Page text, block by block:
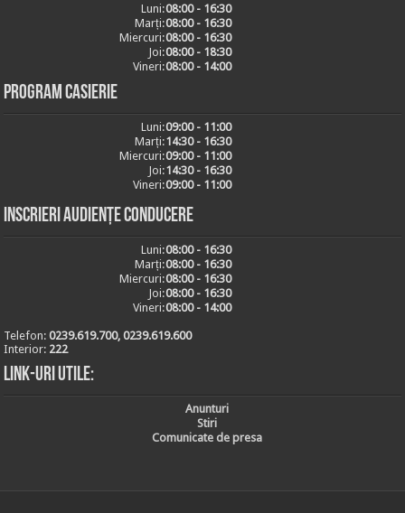
Luni:08:00 - 16:30
Marți:08:00 - 16:30
Miercuri:08:00 - 16:30
Joi:08:00 - 18:30
Vineri:08:00 - 14:00
Program casierie
Luni:09:00 - 11:00
Marți:14:30 - 16:30
Miercuri:09:00 - 11:00
Joi:14:30 - 16:30
Vineri:09:00 - 11:00
Inscrieri audiențe conducere
Luni:08:00 - 16:30
Marți:08:00 - 16:30
Miercuri:08:00 - 16:30
Joi:08:00 - 16:30
Vineri:08:00 - 14:00
Telefon:0239.619.700, 0239.619.600
Interior: 222
Link-uri utile:
Anunturi
Stiri
Comunicate de presa